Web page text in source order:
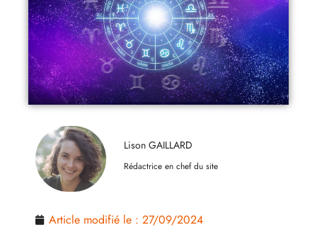
Lison GAILLARD
Rédactrice en chef du site
Article modifié le : 27/09/2024